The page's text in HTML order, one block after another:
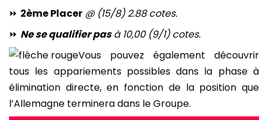
⏩ 2ème Placer @ (15/8) 2.88 cotes.
⏩ Ne se qualifier pasà 10,00 (9/1) cotes.
Vous pouvez également découvrir
tous les appariements possibles dans la phase à
élimination directe, en fonction de la position que
l’Allemagne terminera dans le Groupe.